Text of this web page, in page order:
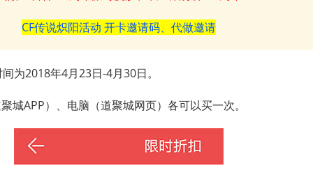
CF传说炽阳活动 开卡邀请码、代做邀请
为2018年4月23日-4月30日。
城APP）、电脑（道聚城网页）各可以买一次。